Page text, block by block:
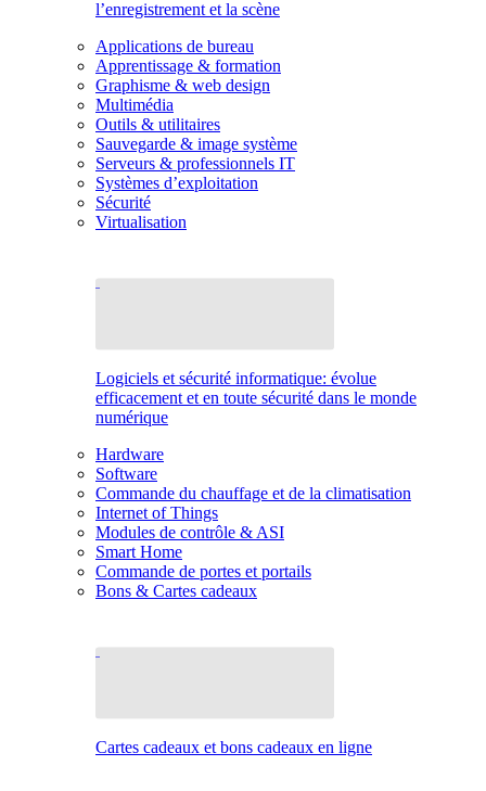
l’enregistrement et la scène
Applications de bureau
Apprentissage & formation
Graphisme & web design
Multimédia
Outils & utilitaires
Sauvegarde & image système
Serveurs & professionnels IT
Systèmes d’exploitation
Sécurité
Virtualisation
Logiciels et sécurité informatique: évolue
efficacement et en toute sécurité dans le monde
numérique
Hardware
Software
Commande du chauffage et de la climatisation
Internet of Things
Modules de contrôle & ASI
Smart Home
Commande de portes et portails
Bons & Cartes cadeaux
Cartes cadeaux et bons cadeaux en ligne